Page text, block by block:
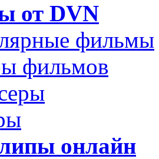
от DVN
фильмы
фильмов
онлайн